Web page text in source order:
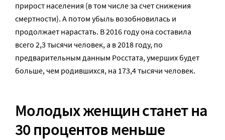
прирост населения (в том числе за счет снижения
смертности). А потом убыль возобновилась и
продолжает нарастать. В 2016 году она составила
всего 2,3 тысячи человек, а в 2018 году, по
предварительным данным Росстата, умерших будет
больше, чем родившихся, на 173,4 тысячи человек.
Молодых женщин станет на
30 процентов меньше